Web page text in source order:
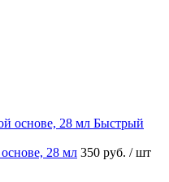
Быстрый
28 мл 350 руб. / шт